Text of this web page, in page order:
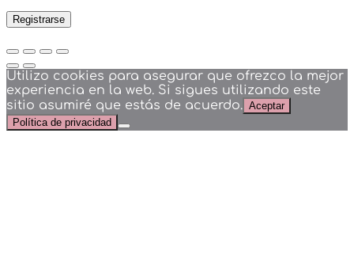
Registrarse
Utilizo cookies para asegurar que ofrezco la mejor
experiencia en la web. Si sigues utilizando este
sitio asumiré que estás de acuerdo. Aceptar
Política de privacidad